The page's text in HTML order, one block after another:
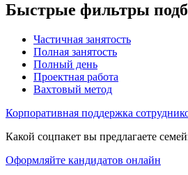
Быстрые фильтры
Частичная занятость
Полная занятость
Полный день
Проектная работа
Вахтовый метод
Корпоративная поддержка
Какой соцпакет вы предлагаете
Оформляйте кандидатов онлайн